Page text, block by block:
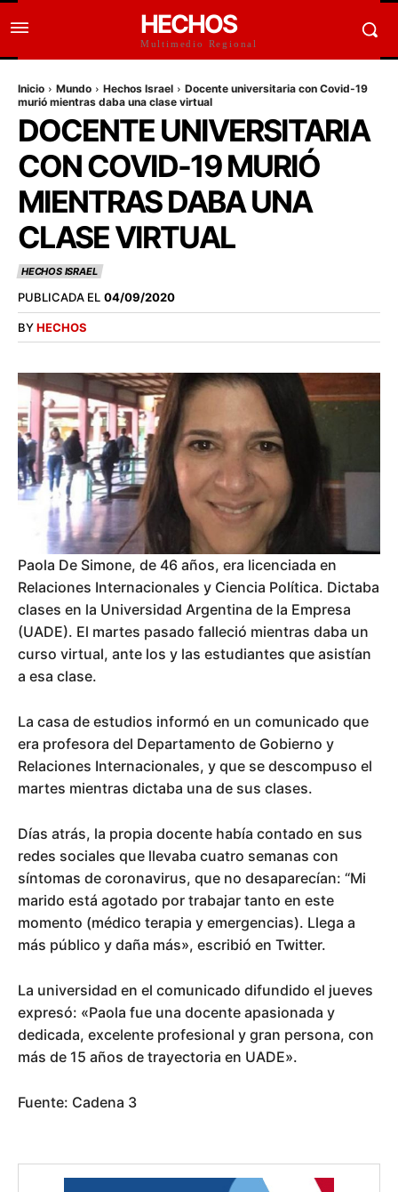
HECHOS
Multimedio Regional
Inicio Mundo Hechos Israel
Docente universitaria con Covid-19
murió mientras daba una clase virtual
DOCENTE UNIVERSITARIA
CON COVID-19 MURIÓ
MIENTRAS DABA UNA
CLASE VIRTUAL
HECHOS ISRAEL
PUBLICADA EL 04/09/2020
BYHECHOS
Paola De Simone, de 46 años, era licenciada en
Relaciones Internacionales y Ciencia Política. Dictaba
clases en la Universidad Argentina de la Empresa
(UADE). El martes pasado falleció mientras daba un
curso virtual, ante los y las estudiantes que asistían
a esa clase.
La casa de estudios informó en un comunicado que
era profesora del Departamento de Gobierno y
Relaciones Internacionales, y que se descompuso el
martes mientras dictaba una de sus clases.
Días atrás, la propia docente había contado en sus
redes sociales que llevaba cuatro semanas con
síntomas de coronavirus, que no desaparecían: “Mi
marido está agotado por trabajar tanto en este
momento (médico terapia y emergencias). Llega a
más público y daña más», escribió en Twitter.
La universidad en el comunicado difundido el jueves
expresó: «Paola fue una docente apasionada y
dedicada, excelente profesional y gran persona, con
más de 15 años de trayectoria en UADE».
Fuente: Cadena 3